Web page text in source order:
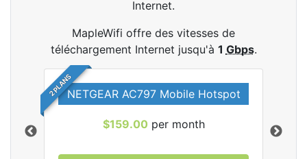
Internet.
MapleWifi offre des vitesses de
téléchargement Internet jusqu'à 1 Gbps.
2 PLANSNETGEAR AC797 Mobile Hotspot
$159.00 per month